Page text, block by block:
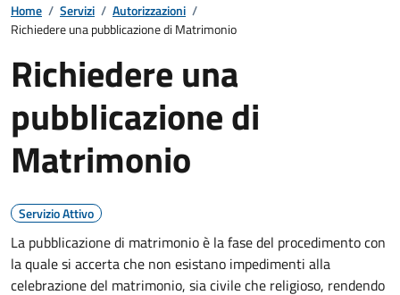
Home / Servizi / Autorizzazioni /
Richiedere una pubblicazione di Matrimonio
Richiedere una
pubblicazione di
Matrimonio
Servizio Attivo
La pubblicazione di matrimonio è la fase del procedimento con
la quale si accerta che non esistano impedimenti alla
celebrazione del matrimonio, sia civile che religioso, rendendo